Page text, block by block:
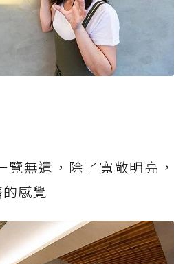
無遺，除了寬敞明亮，
感覺